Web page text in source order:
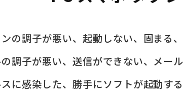
の調子が悪い、起動しない、固まる
調子が悪い、送信ができない、メー
に感染した、勝手にソフトが起動する